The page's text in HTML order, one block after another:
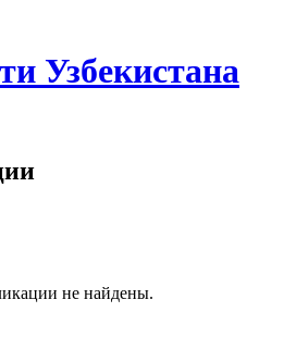
Узбекистана
не найдены.